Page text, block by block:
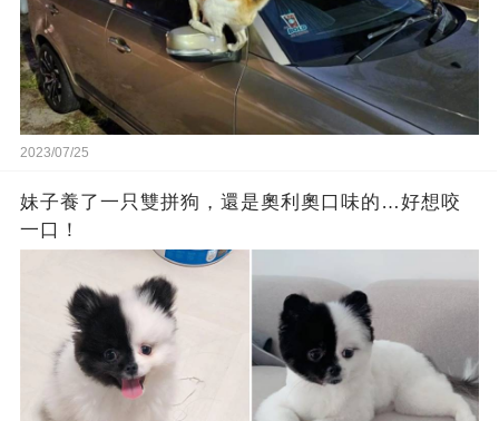
2023/07/25
妹子養了一只雙拼狗，還是奧利奧口味的…好想咬
一口！